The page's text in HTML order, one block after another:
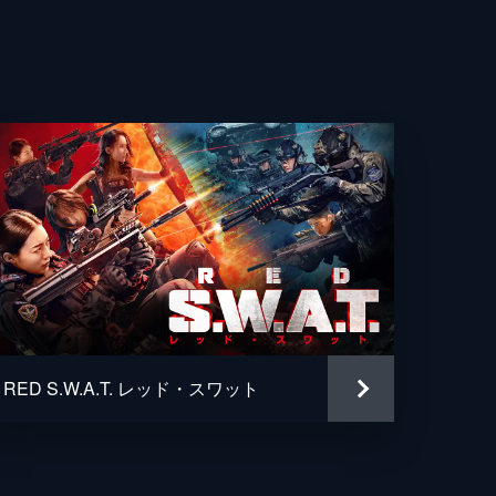
シー・チェン
エン
フレッド・ラウ
ジョン・チョイ
・ヤウ
RED S.W.A.T. レッド・スワット